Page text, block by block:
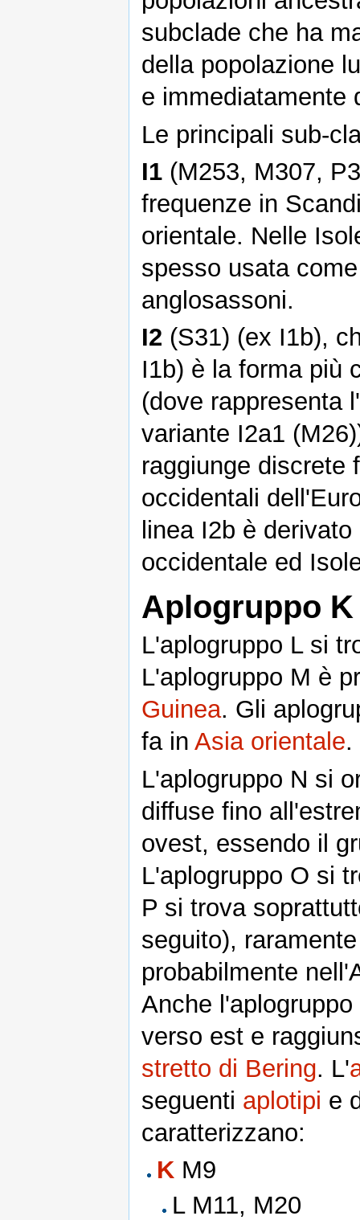
subclade che ha
della popolazione
e immediatamente
Le principali sub-
I1 (M253, M307,
frequenze in
orientale. Nelle
spesso usata
anglosassoni.
I2 (S31) (ex I1b),
I1b) è la forma più
(dove rappresenta
variante I2a1
raggiunge discrete
occidentali
linea I2b è
occidentale ed
Aplogruppo K
L'aplogruppo L si
L'aplogruppo M è
Guinea. Gli
fa in Asia orientale.
L'aplogruppo N si
diffuse fino
ovest, essendo il
L'aplogruppo O si
P si trova
seguito),
probabilmente
Anche
verso est e
stretto di Bering. L'
seguenti aplotipi e
caratterizzano:
K M9
L M11, M20